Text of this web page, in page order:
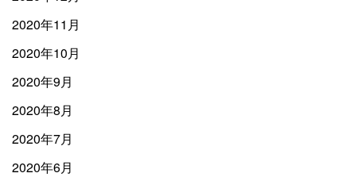
2020年11月
2020年10月
2020年9月
2020年8月
2020年7月
2020年6月